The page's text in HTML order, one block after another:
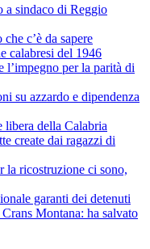
a sindaco di Reggio
c’è da sapere
calabresi del 1946
l’impegno per la parità di
su azzardo e dipendenza
della Calabria
create dai ragazzi di
la ricostruzione ci sono,
garanti dei detenuti
Montana: ha salvato